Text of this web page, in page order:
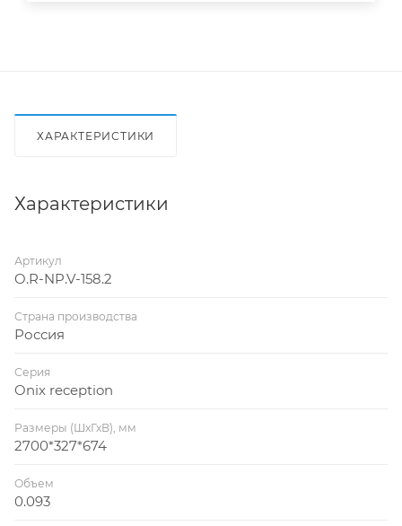
ХАРАКТЕРИСТИКИ
Характеристики
Артикул
O.R-NP.V-158.2
Страна производства
Россия
Серия
Onix reception
Размеры (ШхГхВ), мм
2700*327*674
Объем
0.093